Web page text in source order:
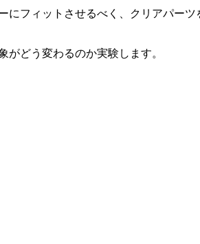
にフィットさせるべく、クリアパーツ
がどう変わるのか実験します。